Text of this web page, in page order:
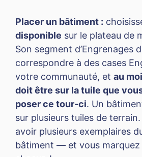
Placer un bâtiment :
disponible sur le plateau de
Son segment d’Engrenages
correspondre à des cases
votre communauté, et au
doit être sur la tuile que
poser ce tour-ci. Un
sur plusieurs tuiles de
avoir plusieurs exemplaires
bâtiment — et vous